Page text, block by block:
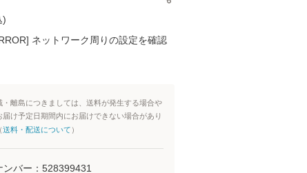
)
ネットワーク周りの設定を確認
離島につきましては、送料が発生する場合や
届け予定日期間内にお届けできない場合があり
送料・配送について ）
バー： 528399431